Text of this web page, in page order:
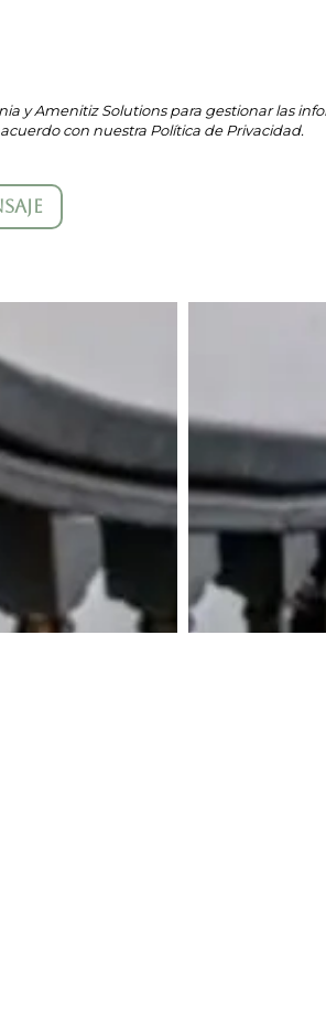
y Amenitiz Solutions para gestionar las
con nuestra Política de Privacidad.